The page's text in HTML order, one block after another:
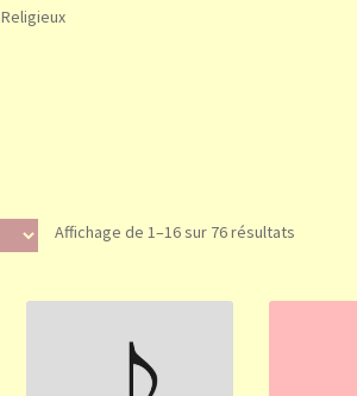
Religieux
Affichage de 1–16 sur 76 résultats